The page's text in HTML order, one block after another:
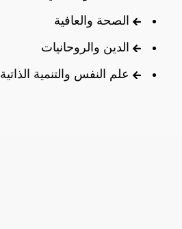
الصحة والعافية
الدين والروحانيات
علم النفس والتنمية الذاتية